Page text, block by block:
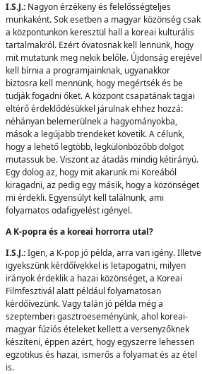
I.S.J.: Nagyon érzékeny és felelősségteljes
munkaként. Sok esetben a magyar közönség csak
a központunkon keresztül hall a koreai kulturális
tartalmakról. Ezért óvatosnak kell lennünk, hogy
mit mutatunk meg nekik belőle. Újdonság erejével
kell bírnia a programjainknak, ugyanakkor
biztosra kell mennünk, hogy megértsék és be
tudják fogadni őket. A központ csapatának tagjai
eltérő érdeklődésükkel járulnak ehhez hozzá:
néhányan belemerülnek a hagyományokba,
mások a legújabb trendeket követik. A célunk,
hogy a lehető legtöbb, legkülönbözőbb dolgot
mutassuk be. Viszont az átadás mindig kétirányú.
Egy dolog az, hogy mit akarunk mi Koreából
kiragadni, az pedig egy másik, hogy a közönséget
mi érdekli. Egyensúlyt kell találnunk, ami
folyamatos odafigyelést igényel.
A K-popra és a koreai horrorra utal?
I.S.J.:Igen, a K-pop jó példa, arra van igény. Illetve
igyekszünk kérdőívekkel is letapogatni, milyen
irányok érdeklik a hazai közönséget, a Koreai
Filmfesztivál alatt például folyamatosan
kérdőívezünk. Vagy talán jó példa még a
szeptemberi gasztroeseményünk, ahol koreai-
magyar fúziós ételeket kellett a versenyzőknek
készíteni, éppen azért, hogy egyszerre lehessen
egzotikus és hazai, ismerős a folyamat és az étel
is.